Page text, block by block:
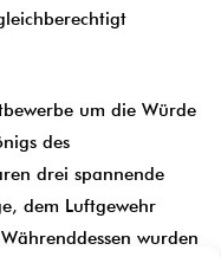
um die Würde
des
drei spannende
dem Luftgewehr
wurden